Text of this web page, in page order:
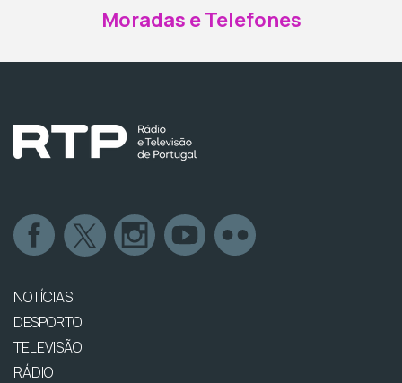
Moradas e Telefones
NOTÍCIAS
DESPORTO
TELEVISÃO
RÁDIO